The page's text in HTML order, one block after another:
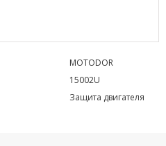
MOTODOR
15002U
Защита двигателя